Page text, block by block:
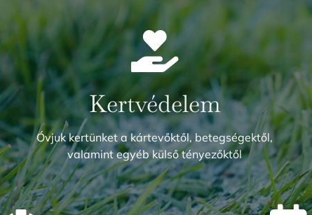
Kertvédelem
Óvjuk kertünket a kártevőktől, betegségektől,
valamint egyéb külső tényezőktől